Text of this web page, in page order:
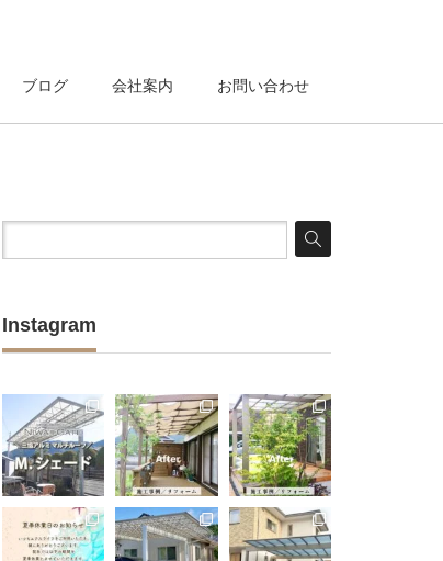
ブログ 会社案内 お問い合わせ
Instagram